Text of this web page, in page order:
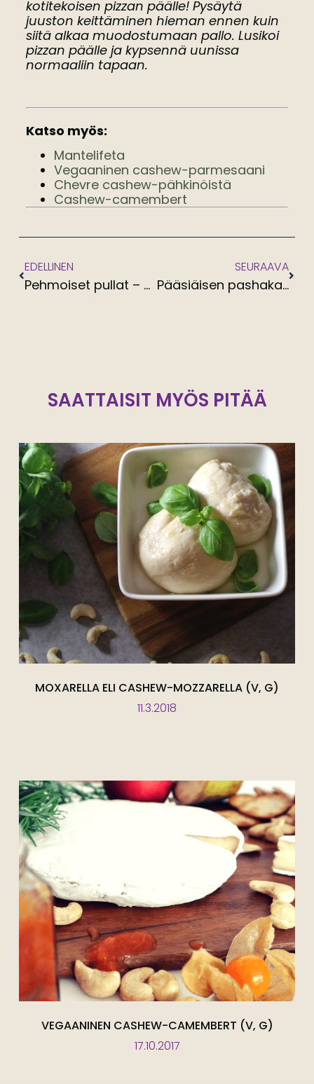
kotitekoisen pizzan päälle! Pysäytä
juuston keittäminen hieman ennen kuin
siitä alkaa muodostumaan pallo. Lusikoi
pizzan päälle ja kypsennä uunissa
normaaliin tapaan.
Katso myös:
Mantelifeta
Vegaaninen cashew-parmesaani
Chevre cashew-pähkinöistä
Cashew-camembert
EDELLINEN
Pehmoiset pullat – yön yli kohotettu pullataikina (V)
SEURAAVA
Pääsiäisen pashakakku (V, muok. G)
SAATTAISIT MYÖS PITÄÄ
MOXARELLA ELI CASHEW-MOZZARELLA (V, G)
11.3.2018
VEGAANINEN CASHEW-CAMEMBERT (V, G)
17.10.2017